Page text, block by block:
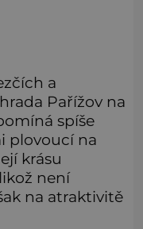
a
Pařížov na
spíše
plovoucí na
krásu
není
na atraktivitě